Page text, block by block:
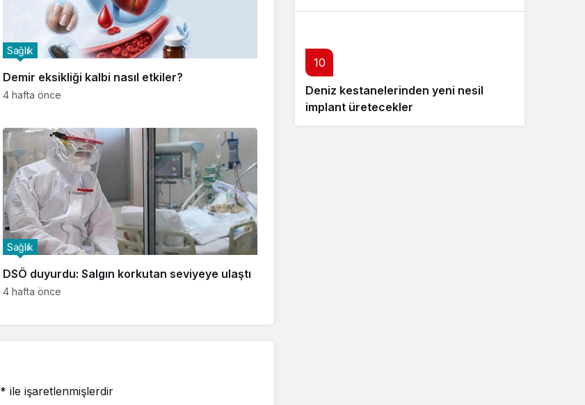
Demir eksikliği kalbi nasıl etkiler?
Sağlık
4 hafta önce
DSÖ duyurdu: Salgın korkutan seviyeye ulaştı
Sağlık
4 hafta önce
* ile işaretlenmişlerdir
10
Deniz kestanelerinden yeni nesil
implant üretecekler